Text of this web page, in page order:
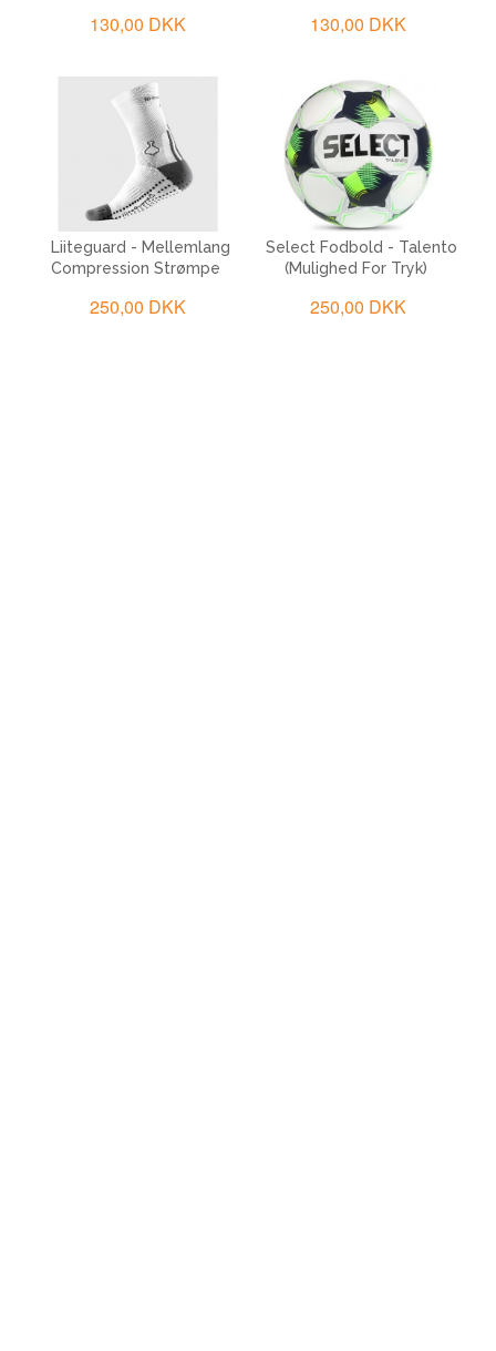
130,00 DKK 130,00 DKK
Liiteguard - Mellemlang
Compression Strømpe
250,00 DKK
Select Fodbold - Talento
(mulighed For Tryk)
250,00 DKK